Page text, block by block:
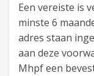
Een vereiste is
minste 6
adres staan
aan deze
Mhpf een